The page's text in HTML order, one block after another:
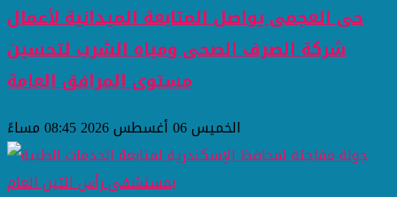
حى العجمى يواصل المتابعة الميدانية لأعمال
شركة الصرف الصحى ومياه الشرب لتحسين
مستوى المرافق العامة
الخميس 06 أغسطس 2026 08:45 مساءً